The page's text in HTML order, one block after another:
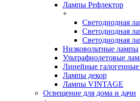
Лампы Рефлектор
+
Светодиодная
Светодиодная
Светодиодная
Низковольтные лампы
Ультрафиолетовые
Линейные
Лампы декор
Лампы VINTAGE
Освещение для дома и дачи